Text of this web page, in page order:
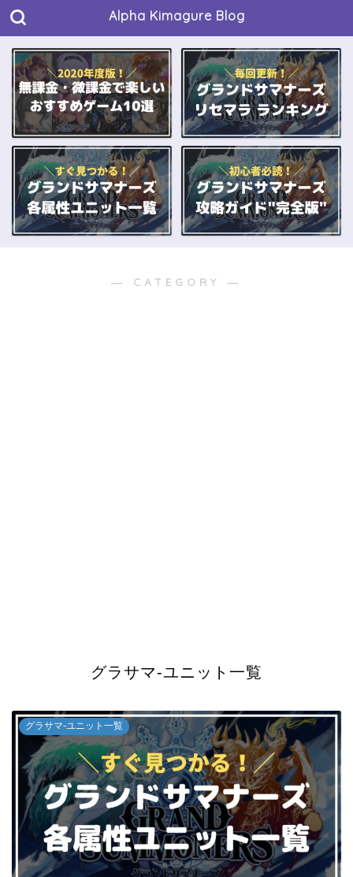
Alpha Kimagure Blog
― CATEGORY ―
グラサマ-ユニット一覧
グラサマ-ユニット一覧